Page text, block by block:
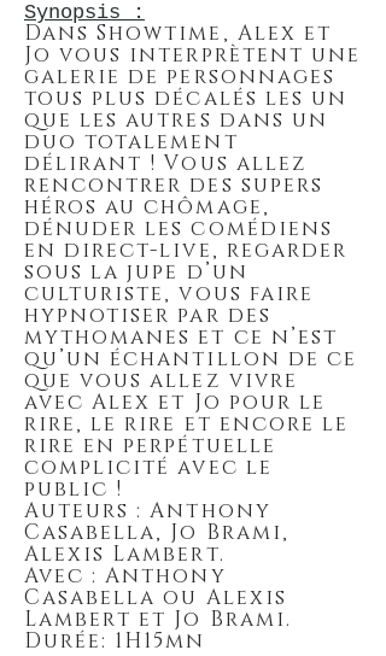
Synopsis :
Dans Showtime, Alex et
Jo vous interprètent une
galerie de personnages
tous plus décalés les un
que les autres dans un
duo totalement
délirant ! Vous allez
rencontrer des supers
héros au chômage,
dénuder les comédiens
en direct-live, regarder
sous la jupe d’un
culturiste, vous faire
hypnotiser par des
mythomanes et ce n’est
qu’un échantillon de ce
que vous allez vivre
avec Alex et Jo pour le
rire, le rire et encore le
rire en perpétuelle
complicité avec le
public !
Auteurs : Anthony
Casabella, Jo Brami,
Alexis Lambert.
Avec : Anthony
Casabella ou Alexis
Lambert et Jo Brami.
Durée: 1H15mn